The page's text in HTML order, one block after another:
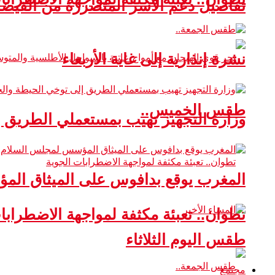
تفاصيل دعم الأسر المتضررة من
طقس الخميس..
تطوان.. تعبئة مكثفة لمواجهة
نشرة إنذارية إلى غاية الأربعاء
وزارة التجهيز تهيب بمستعملي
المغرب يوقع بدافوس على الميثاق
طقس اليوم الثلاثاء
مجتمع